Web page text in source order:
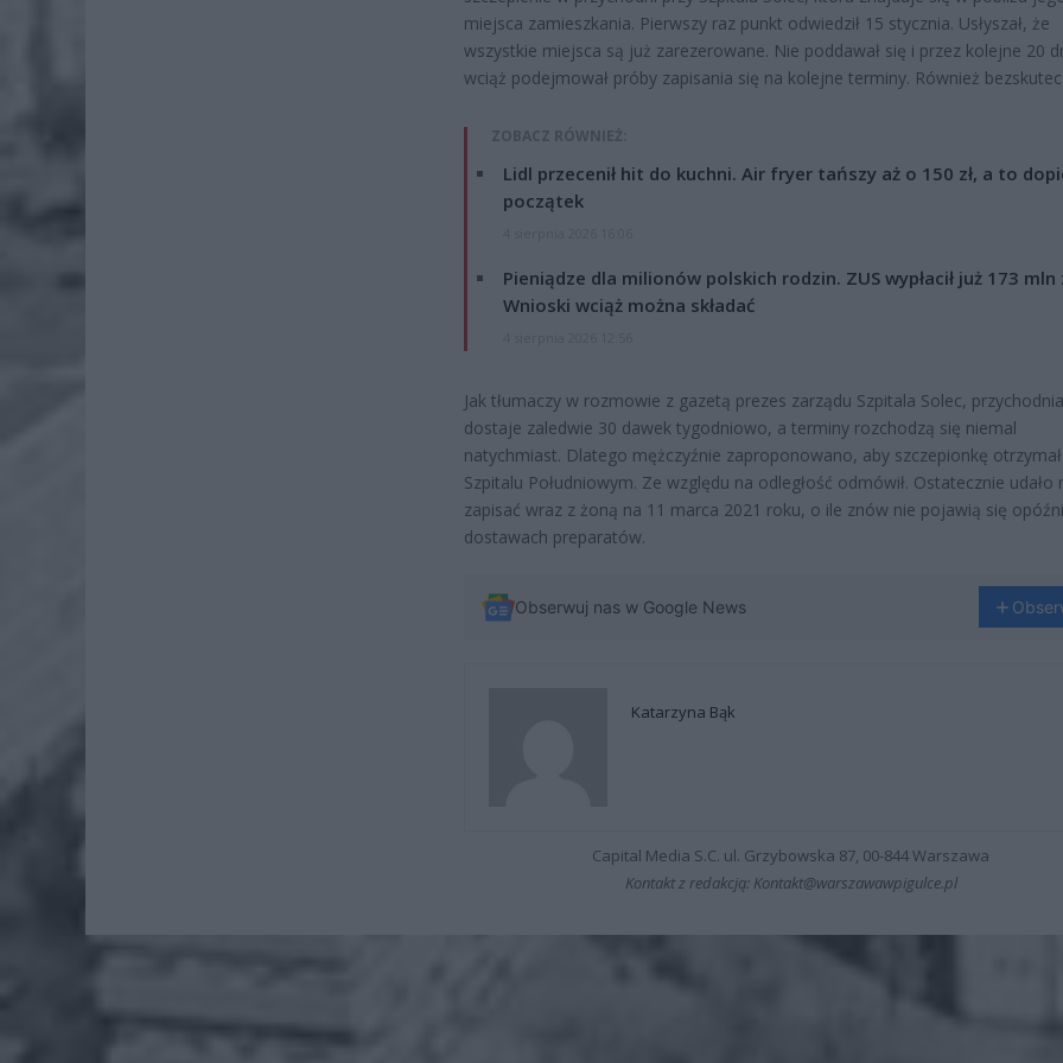
miejsca zamieszkania. Pierwszy raz punkt odwiedził 15 stycznia. Usłyszał, że
wszystkie miejsca są już zarezerowane. Nie poddawał się i przez kolejne 20
wciąż podejmował próby zapisania się na kolejne terminy. Również
ZOBACZ RÓWNIEŻ:
Lidl przecenił hit do kuchni. Air fryer tańszy aż o 150 zł, a to
początek
Pieniądze dla milionów polskich rodzin. ZUS wypłacił już 173 mln
Wnioski wciąż można składać
Jak tłumaczy w rozmowie z gazetą prezes zarządu Szpitala Solec, przychodnia
dostaje zaledwie 30 dawek tygodniowo, a terminy rozchodzą się niemal
natychmiast. Dlatego mężczyźnie zaproponowano, aby szczepionkę
Szpitalu Południowym. Ze względu na odległość odmówił. Ostatecznie udało
zapisać wraz z żoną na 11 marca 2021 roku, o ile znów nie pojawią się
dostawach preparatów.
Obserwuj nas w Google News
Katarzyna Bąk
Capital Media S.C. ul. Grzybowska 87, 00-844 Warszawa
Kontakt z redakcją: Kontakt@warszawawpigulce.pl